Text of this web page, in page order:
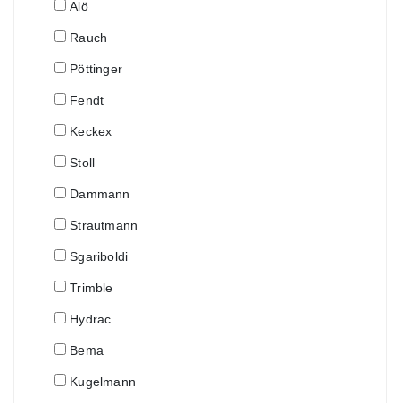
Alö
Rauch
Pöttinger
Fendt
Keckex
Stoll
Dammann
Strautmann
Sgariboldi
Trimble
Hydrac
Bema
Kugelmann